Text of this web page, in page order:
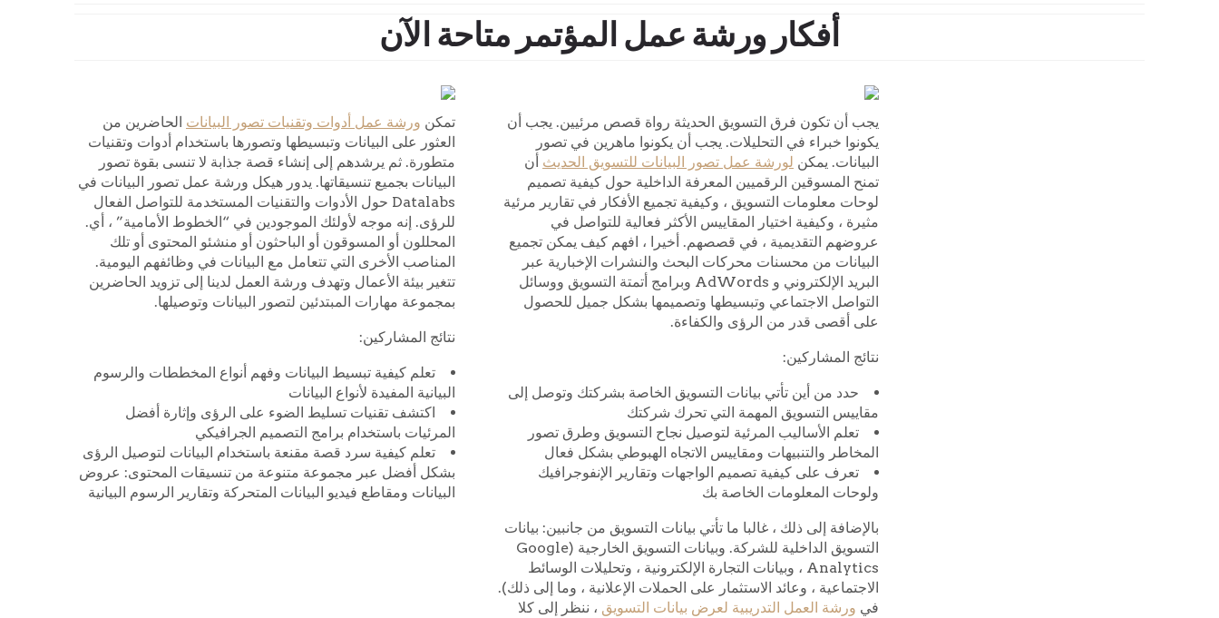
أفكار ورشة عمل المؤتمر متاحة الآن
تمكن ورشة عمل أدوات وتقنيات تصور البيانات الحاضرين من
العثور على البيانات وتبسيطها وتصورها باستخدام أدوات وتقنيات
متطورة. ثم يرشدهم إلى إنشاء قصة جذابة لا تنسى بقوة تصور
البيانات بجميع تنسيقاتها. يدور هيكل ورشة عمل تصور البيانات في
Datalabs حول الأدوات والتقنيات المستخدمة للتواصل الفعال
للرؤى. إنه موجه لأولئك الموجودين في “الخطوط الأمامية” ، أي.
المحللون أو المسوقون أو الباحثون أو منشئو المحتوى أو تلك
المناصب الأخرى التي تتعامل مع البيانات في وظائفهم اليومية.
تتغير بيئة الأعمال وتهدف ورشة العمل لدينا إلى تزويد الحاضرين
بمجموعة مهارات المبتدئين لتصور البيانات وتوصيلها.
نتائج المشاركين:
تعلم كيفية تبسيط البيانات وفهم أنواع المخططات والرسوم
البيانية المفيدة لأنواع البيانات
اكتشف تقنيات تسليط الضوء على الرؤى وإثارة أفضل
المرئيات باستخدام برامج التصميم الجرافيكي
تعلم كيفية سرد قصة مقنعة باستخدام البيانات لتوصيل الرؤى
بشكل أفضل عبر مجموعة متنوعة من تنسيقات المحتوى: عروض
البيانات ومقاطع فيديو البيانات المتحركة وتقارير الرسوم البيانية
يجب أن تكون فرق التسويق الحديثة رواة قصص مرئيين. يجب أن
يكونوا خبراء في التحليلات. يجب أن يكونوا ماهرين في تصور
البيانات. يمكن لورشة عمل تصور البيانات للتسويق الحديث أن
تمنح المسوقين الرقميين المعرفة الداخلية حول كيفية تصميم
لوحات معلومات التسويق ، وكيفية تجميع الأفكار في تقارير مرئية
مثيرة ، وكيفية اختيار المقاييس الأكثر فعالية للتواصل في
عروضهم التقديمية ، في قصصهم. أخيرا ، افهم كيف يمكن تجميع
البيانات من محسنات محركات البحث والنشرات الإخبارية عبر
البريد الإلكتروني و AdWords وبرامج أتمتة التسويق ووسائل
التواصل الاجتماعي وتبسيطها وتصميمها بشكل جميل للحصول
على أقصى قدر من الرؤى والكفاءة.
نتائج المشاركين:
حدد من أين تأتي بيانات التسويق الخاصة بشركتك وتوصل إلى
مقاييس التسويق المهمة التي تحرك شركتك
تعلم الأساليب المرئية لتوصيل نجاح التسويق وطرق تصور
المخاطر والتنبيهات ومقاييس الاتجاه الهبوطي بشكل فعال
تعرف على كيفية تصميم الواجهات وتقارير الإنفوجرافيك
ولوحات المعلومات الخاصة بك
بالإضافة إلى ذلك ، غالبا ما تأتي بيانات التسويق من جانبين: بيانات
التسويق الداخلية للشركة. وبيانات التسويق الخارجية (Google
Analytics ، وبيانات التجارة الإلكترونية ، وتحليلات الوسائط
الاجتماعية ، وعائد الاستثمار على الحملات الإعلانية ، وما إلى ذلك).
في ورشة العمل التدريبية لعرض بيانات التسويق ، ننظر إلى كلا